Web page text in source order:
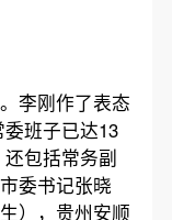
李刚作了表态
班子已达13
还包括常务副
委书记张晓
），贵州安顺